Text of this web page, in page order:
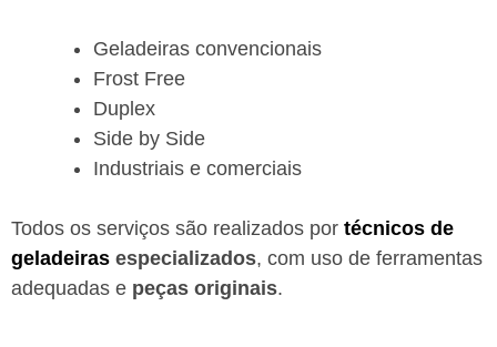
Geladeiras convencionais
Frost Free
Duplex
Side by Side
Industriais e comerciais
Todos os serviços são realizados por técnicos de
geladeiras especializados, com uso de ferramentas
adequadas e peças originais.